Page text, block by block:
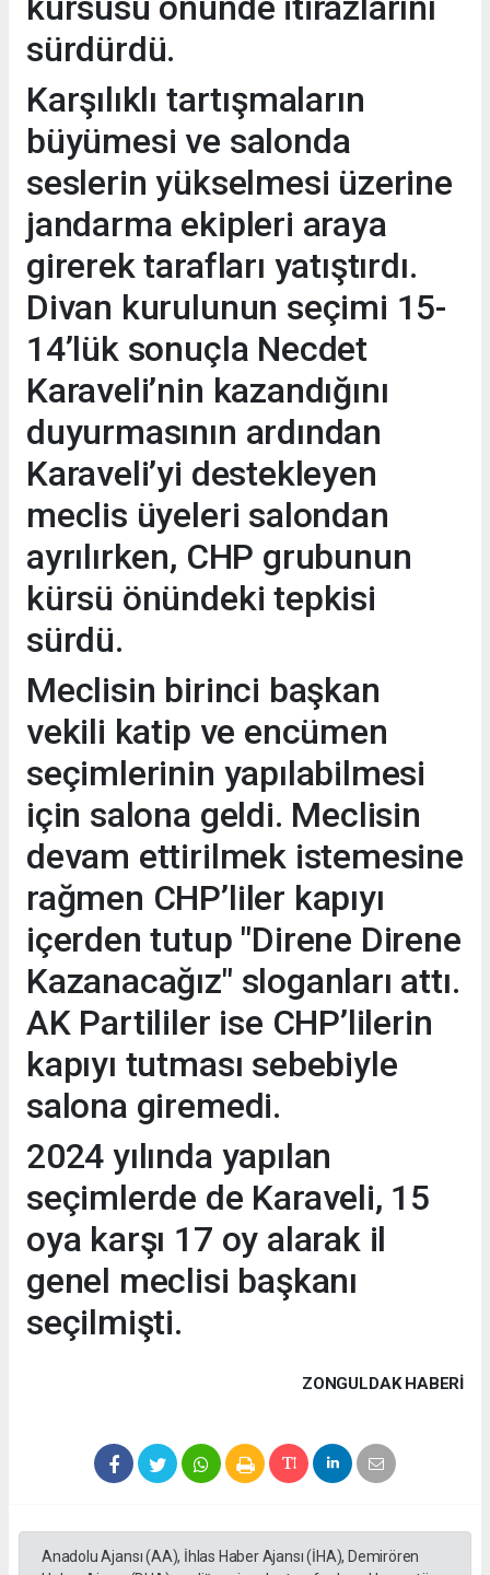
sürdürdü.
Karşılıklı tartışmaların
büyümesi ve salonda
seslerin yükselmesi üzerine
jandarma ekipleri araya
girerek tarafları yatıştırdı.
Divan kurulunun seçimi 15-
14’lük sonuçla Necdet
Karaveli’nin kazandığını
duyurmasının ardından
Karaveli’yi destekleyen
meclis üyeleri salondan
ayrılırken, CHP grubunun
kürsü önündeki tepkisi
sürdü.
Meclisin birinci başkan
vekili katip ve encümen
seçimlerinin yapılabilmesi
için salona geldi. Meclisin
devam ettirilmek istemesine
rağmen CHP’liler kapıyı
içerden tutup "Direne Direne
Kazanacağız" sloganları attı.
AK Partililer ise CHP’lilerin
kapıyı tutması sebebiyle
salona giremedi.
2024 yılında yapılan
seçimlerde de Karaveli, 15
oya karşı 17 oy alarak il
genel meclisi başkanı
seçilmişti.
ZONGULDAK HABERİ
Anadolu Ajansı (AA), İhlas Haber Ajansı (İHA), Demirören